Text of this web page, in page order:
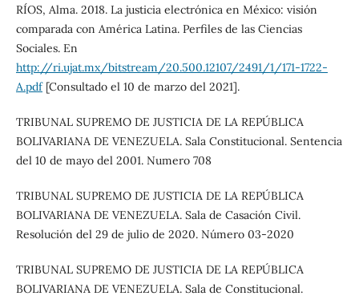
RÍOS, Alma. 2018. La justicia electrónica en México: visión
comparada con América Latina. Perfiles de las Ciencias
Sociales. En
http://ri.ujat.mx/bitstream/20.500.12107/2491/1/171-1722-
A.pdf[Consultado el 10 de marzo del 2021].
TRIBUNAL SUPREMO DE JUSTICIA DE LA REPÚBLICA
BOLIVARIANA DE VENEZUELA. Sala Constitucional. Sentencia
del 10 de mayo del 2001. Numero 708
TRIBUNAL SUPREMO DE JUSTICIA DE LA REPÚBLICA
BOLIVARIANA DE VENEZUELA. Sala de Casación Civil.
Resolución del 29 de julio de 2020. Número 03-2020
TRIBUNAL SUPREMO DE JUSTICIA DE LA REPÚBLICA
BOLIVARIANA DE VENEZUELA. Sala de Constitucional.